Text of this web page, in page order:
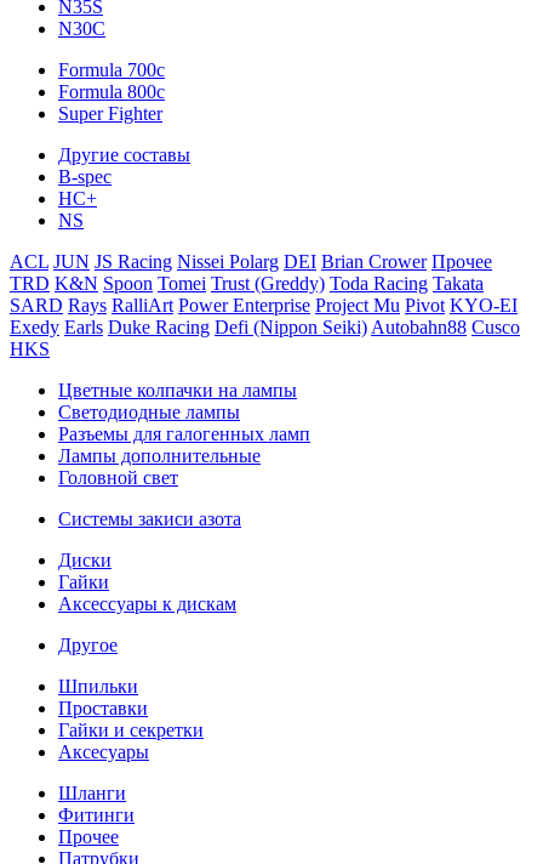
N35S
N30C
Formula 700c
Formula 800c
Super Fighter
Другие составы
B-spec
HC+
NS
ACL JUN JS Racing Nissei Polarg DEI Brian Crower Прочее
TRD K&N Spoon Tomei Trust (Greddy) Toda Racing Takata
SARD Rays RalliArt Power Enterprise Project Mu Pivot KYO-EI
Exedy Earls Duke Racing Defi (Nippon Seiki) Autobahn88 Cusco
HKS
Цветные колпачки на лампы
Светодиодные лампы
Разъемы для галогенных ламп
Лампы дополнительные
Головной свет
Системы закиси азота
Диски
Гайки
Аксессуары к дискам
Другое
Шпильки
Проставки
Гайки и секретки
Аксесуары
Шланги
Фитинги
Прочее
Патрубки